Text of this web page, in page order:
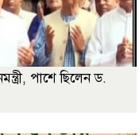
পাশে ছিলেন ড.